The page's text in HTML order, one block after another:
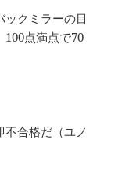
クミラーの目
100点満点で70
合格だ（ユノ